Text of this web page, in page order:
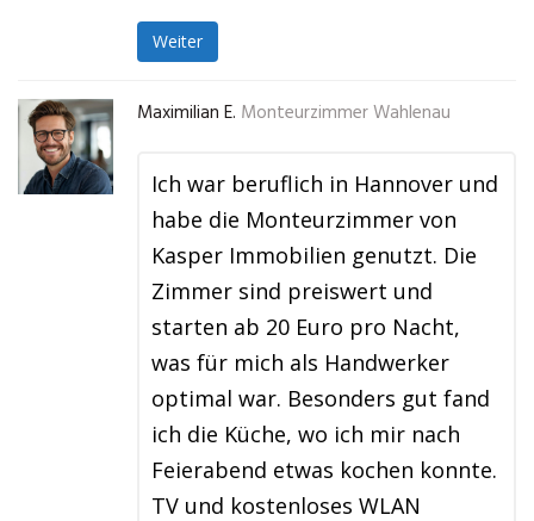
Weiter
Maximilian E. Monteurzimmer Wahlenau
Ich war beruflich in Hannover und
habe die Monteurzimmer von
Kasper Immobilien genutzt. Die
Zimmer sind preiswert und
starten ab 20 Euro pro Nacht,
was für mich als Handwerker
optimal war. Besonders gut fand
ich die Küche, wo ich mir nach
Feierabend etwas kochen konnte.
TV und kostenloses WLAN